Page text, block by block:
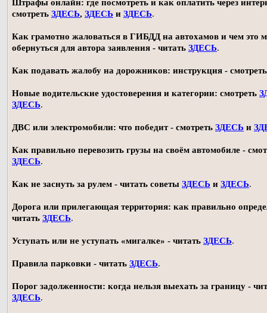
Штрафы онлайн: где посмотреть и как оплатить через
смотреть ЗДЕСЬ, ЗДЕСЬ и ЗДЕСЬ.
Как грамотно жаловаться в ГИБДД на автохамов и чем это
обернуться для автора заявления - читать ЗДЕСЬ.
Как подавать жалобу на дорожников: инструкция -
Новые водительские удостоверения и категории: смотреть
ЗДЕСЬ.
ДВС или электромобили: что победит - смотреть ЗДЕСЬ и
Как правильно перевозить грузы на своём автомобиле -
ЗДЕСЬ.
Как не заснуть за рулем - читать советы ЗДЕСЬ и ЗДЕСЬ.
Дорога или прилегающая территория: как правильно
читать ЗДЕСЬ.
Уступать или не уступать «мигалке» - читать ЗДЕСЬ.
Правила парковки - читать ЗДЕСЬ.
Порог задолженности: когда нельзя выехать за границу -
ЗДЕСЬ.